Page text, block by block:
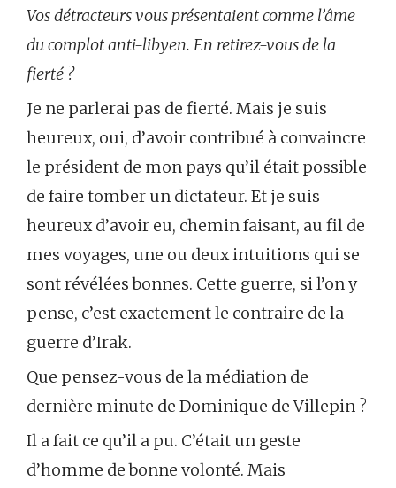
Vos détracteurs vous présentaient comme l’âme
du complot anti-libyen. En retirez-vous de la
fierté ?
Je ne parlerai pas de fierté. Mais je suis
heureux, oui, d’avoir contribué à convaincre
le président de mon pays qu’il était possible
de faire tomber un dictateur. Et je suis
heureux d’avoir eu, chemin faisant, au fil de
mes voyages, une ou deux intuitions qui se
sont révélées bonnes. Cette guerre, si l’on y
pense, c’est exactement le contraire de la
guerre d’Irak.
Que pensez-vous de la médiation de
dernière minute de Dominique de Villepin ?
Il a fait ce qu’il a pu. C’était un geste
d’homme de bonne volonté. Mais